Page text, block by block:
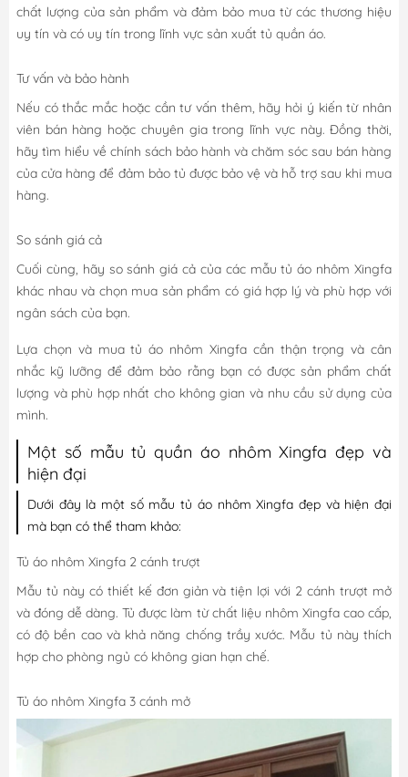
chất lượng của sản phẩm và đảm bảo mua từ các thương hiệu
uy tín và có uy tín trong lĩnh vực sản xuất tủ quần áo.
Tư vấn và bảo hành
Nếu có thắc mắc hoặc cần tư vấn thêm, hãy hỏi ý kiến từ nhân
viên bán hàng hoặc chuyên gia trong lĩnh vực này. Đồng thời,
hãy tìm hiểu về chính sách bảo hành và chăm sóc sau bán hàng
của cửa hàng để đảm bảo tủ được bảo vệ và hỗ trợ sau khi mua
hàng.
So sánh giá cả
Cuối cùng, hãy so sánh giá cả của các mẫu tủ áo nhôm Xingfa
khác nhau và chọn mua sản phẩm có giá hợp lý và phù hợp với
ngân sách của bạn.
Lựa chọn và mua tủ áo nhôm Xingfa cần thận trọng và cân
nhắc kỹ lưỡng để đảm bảo rằng bạn có được sản phẩm chất
lượng và phù hợp nhất cho không gian và nhu cầu sử dụng của
mình.
Một số mẫu tủ quần áo nhôm Xingfa đẹp và
hiện đại
Dưới đây là một số mẫu tủ áo nhôm Xingfa đẹp và hiện đại
mà bạn có thể tham khảo:
Tủ áo nhôm Xingfa 2 cánh trượt
Mẫu tủ này có thiết kế đơn giản và tiện lợi với 2 cánh trượt mở
và đóng dễ dàng. Tủ được làm từ chất liệu nhôm Xingfa cao cấp,
có độ bền cao và khả năng chống trầy xước. Mẫu tủ này thích
hợp cho phòng ngủ có không gian hạn chế.
Tủ áo nhôm Xingfa 3 cánh mở